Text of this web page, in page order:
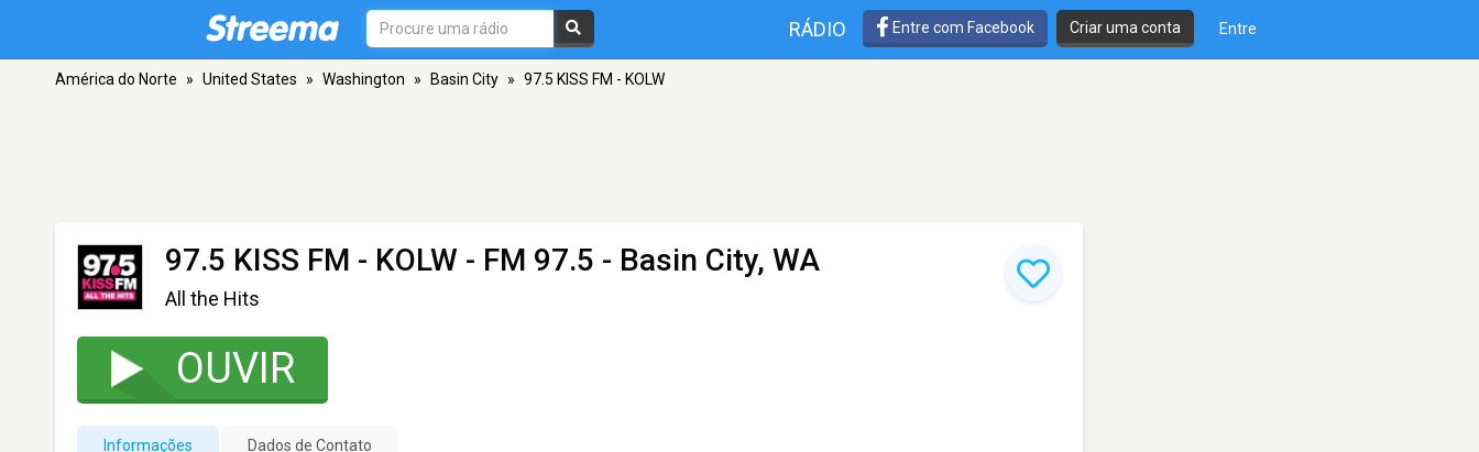
RÁDIO Entre com Facebook Criar uma conta Entre
América do Norte » United States » Washington » Basin City » 97.5 KISS FM - KOLW
97.5 KISS FM - KOLW - FM 97.5 - Basin City, WA
All the Hits
OUVIR
Informações Dados de Contato